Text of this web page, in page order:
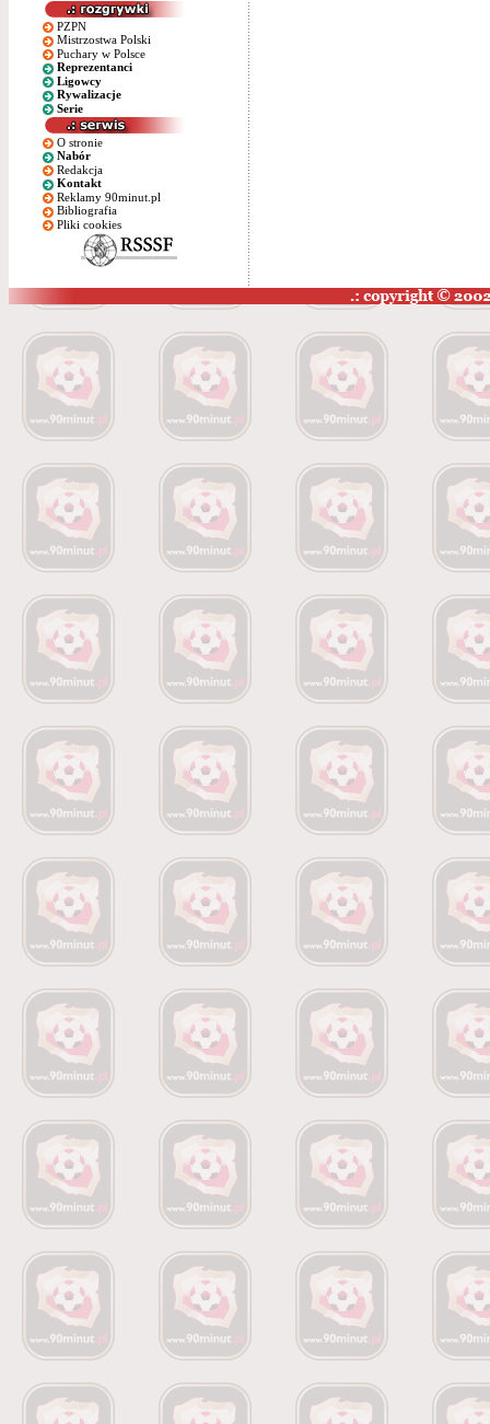
PZPN
Mistrzostwa Polski
Puchary w Polsce
Reprezentanci
Ligowcy
Rywalizacje
Serie
O stronie
Nabór
Redakcja
Kontakt
Reklamy 90minut.pl
Bibliografia
Pliki cookies